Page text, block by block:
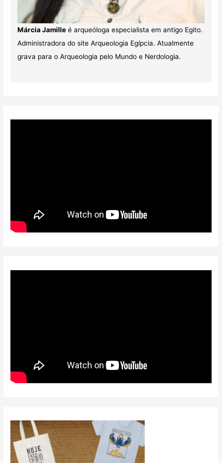
Márcia Jamilleé arqueóloga especialista em antigo Egito.
Administradora do site Arqueologia Egípcia. Atualmente
grava para o Arqueologia pelo Mundo e Nerdologia.